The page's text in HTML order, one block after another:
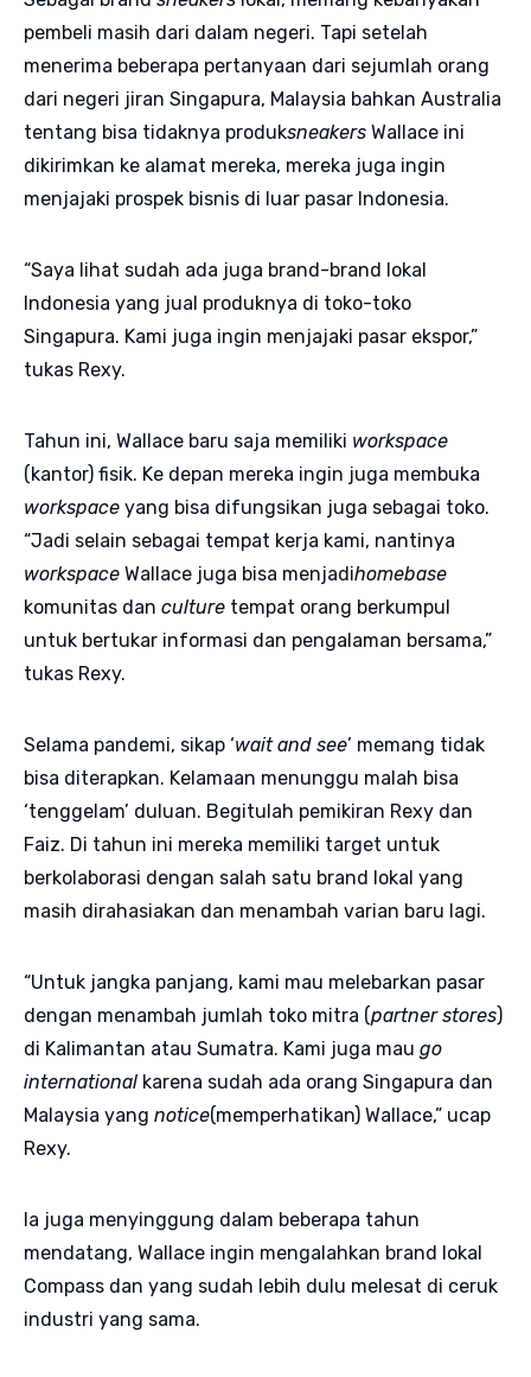
pembeli masih dari dalam negeri. Tapi setelah
menerima beberapa pertanyaan dari sejumlah orang
dari negeri jiran Singapura, Malaysia bahkan Australia
tentang bisa tidaknya produksneakers Wallace ini
dikirimkan ke alamat mereka, mereka juga ingin
menjajaki prospek bisnis di luar pasar Indonesia.
“Saya lihat sudah ada juga brand-brand lokal
Indonesia yang jual produknya di toko-toko
Singapura. Kami juga ingin menjajaki pasar ekspor,”
tukas Rexy.
Tahun ini, Wallace baru saja memiliki workspace
(kantor) fisik. Ke depan mereka ingin juga membuka
workspace yang bisa difungsikan juga sebagai toko.
“Jadi selain sebagai tempat kerja kami, nantinya
workspace Wallace juga bisa menjadihomebase
komunitas dan culture tempat orang berkumpul
untuk bertukar informasi dan pengalaman bersama,”
tukas Rexy.
Selama pandemi, sikap ‘wait and see’ memang tidak
bisa diterapkan. Kelamaan menunggu malah bisa
‘tenggelam’ duluan. Begitulah pemikiran Rexy dan
Faiz. Di tahun ini mereka memiliki target untuk
berkolaborasi dengan salah satu brand lokal yang
masih dirahasiakan dan menambah varian baru lagi.
“Untuk jangka panjang, kami mau melebarkan pasar
dengan menambah jumlah toko mitra (partner stores)
di Kalimantan atau Sumatra. Kami juga mau go
international karena sudah ada orang Singapura dan
Malaysia yang notice(memperhatikan) Wallace,” ucap
Rexy.
Ia juga menyinggung dalam beberapa tahun
mendatang, Wallace ingin mengalahkan brand lokal
Compass dan yang sudah lebih dulu melesat di ceruk
industri yang sama.